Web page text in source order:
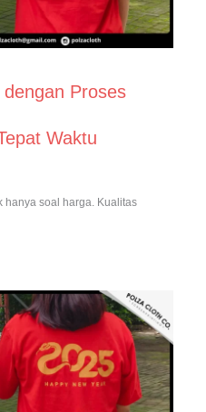
Proses
Waktu
hanya soal harga. Kualitas